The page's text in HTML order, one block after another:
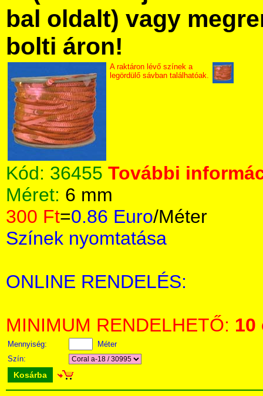
bal oldalt) vagy
bolti áron!
A raktáron lévő színek a
legördülő sávban találhatóak.
Kód: 36455 További
Méret: 6 mm
300 Ft=0.86 Euro/Méter
Színek nyomtatása
ONLINE RENDELÉS:
MINIMUM RENDELHETŐ: 10
Mennyiség:
Méter
Szín:
Kosárba